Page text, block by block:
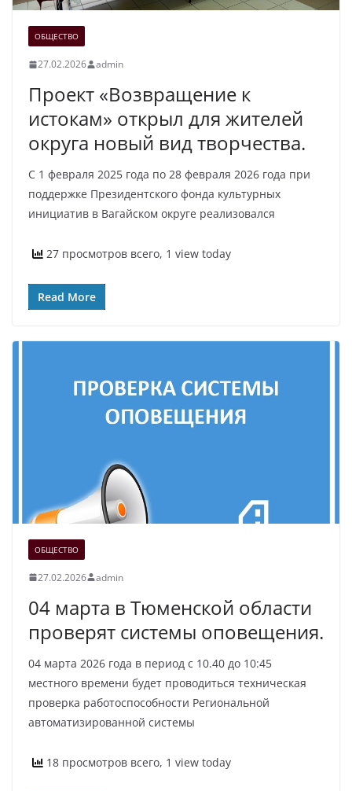
ОБЩЕСТВО
27.02.2026 admin
Проект «Возвращение к
истокам» открыл для жителей
округа новый вид творчества.
С 1 февраля 2025 года по 28 февраля 2026 года при
поддержке Президентского фонда культурных
инициатив в Вагайском округе реализовался
27 просмотров всего, 1 view today
Read More
ОБЩЕСТВО
27.02.2026 admin
04 марта в Тюменской области
проверят системы оповещения.
04 марта 2026 года в период с 10.40 до 10:45
местного времени будет проводиться техническая
проверка работоспособности Региональной
автоматизированной системы
18 просмотров всего, 1 view today